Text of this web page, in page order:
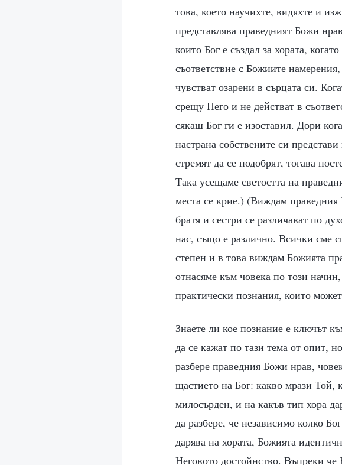
това, което научихте, видяхте и
представлява праведният Божи
които Бог е създал за хората,
съответствие с Божиите
чувстват озарени в сърцата си.
срещу Него и не действат в
сякаш Бог ги е изоставил. Дори
настрана собствените си
стремят да се подобрят, тогава
Така усещаме светостта на
места се крие.) (Виждам
братя и сестри се различават по
нас, също е различно. Всички сме
степен и в това виждам Божията
отнасяме към човека по този
практически познания, които
Знаете ли кое познание е ключът
да се кажат по тази тема от опит,
разбере праведния Божи нрав,
щастието на Бог: какво мрази Той,
милосърден, и на какъв тип хора
да разбере, че независимо колко
дарява на хората, Божията
Неговото достойнство. Въпреки че